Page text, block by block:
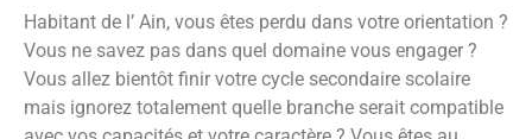
Habitant de l’ Ain, vous êtes perdu dans votre orientation ?
Vous ne savez pas dans quel domaine vous engager ?
Vous allez bientôt finir votre cycle secondaire scolaire
mais ignorez totalement quelle branche serait compatible